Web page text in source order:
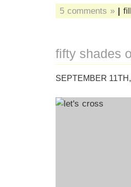
5 comments » |
fifty shades
SEPTEMBER